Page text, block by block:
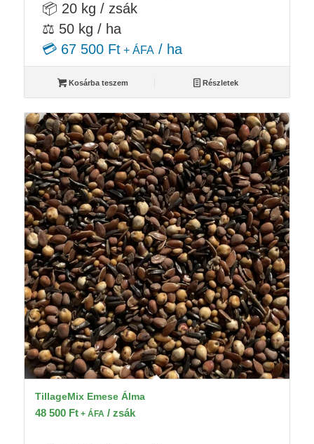
📦 20 kg / zsák
⚖️ 50 kg / ha
💳 67 500 Ft+ ÁFA/ ha
Kosárba teszem Részletek
TillageMix Emese Álma
48 500 Ft+ ÁFA / zsák